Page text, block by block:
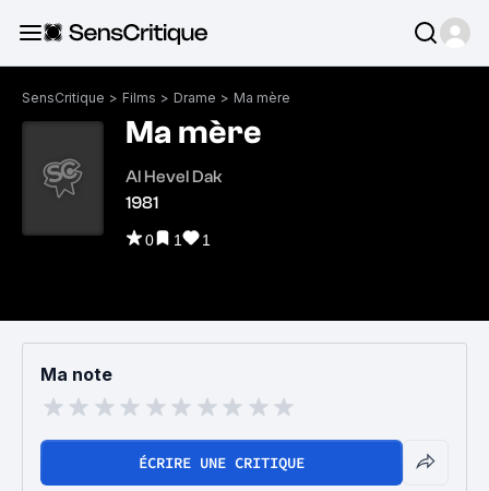
SensCritique > Films > Drame > Ma mère
Ma mère
Al Hevel Dak
1981
0 1 1
Ma note
ÉCRIRE UNE CRITIQUE